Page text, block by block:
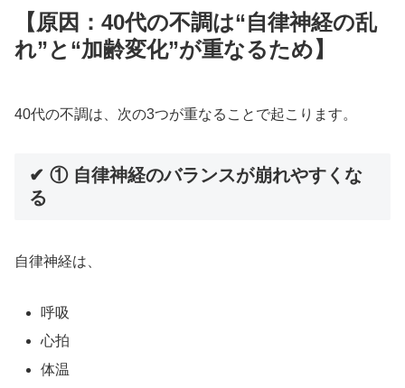
【原因：40代の不調は“自律神経の乱
れ”と“加齢変化”が重なるため】
40代の不調は、次の3つが重なることで起こります。
✔ ① 自律神経のバランスが崩れやすくな
る
自律神経は、
呼吸
心拍
体温